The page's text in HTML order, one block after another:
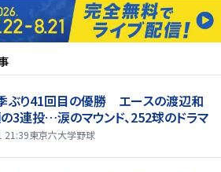
ぶり41回目の優勝 エースの渡辺和
3連投…涙のマウンド、252球のドラマ
21:39東京六大学野球